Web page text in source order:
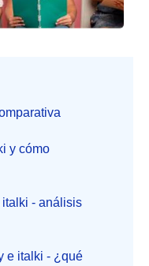
y cómo
- análisis
e italki - ¿qué